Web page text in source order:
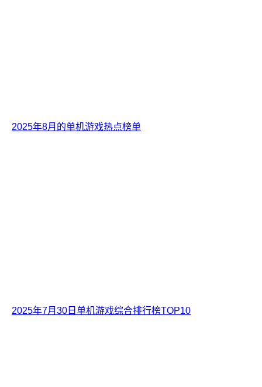
2025年8月的单机游戏热点榜单
2025年7月30日单机游戏综合排行榜TOP10